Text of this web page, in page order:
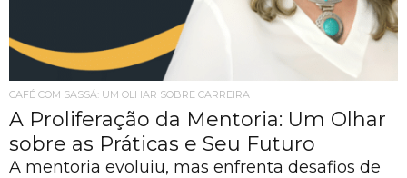
CAFÉ COM SASSÁ: UM OLHAR SOBRE CARREIRA
A Proliferação da Mentoria: Um Olhar
sobre as Práticas e Seu Futuro
A mentoria evoluiu, mas enfrenta desafios de